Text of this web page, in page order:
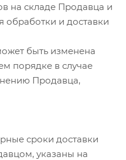
на складе Продавца и
обработки и доставки
быть изменена
порядке в случае
Продавца,
сроки доставки
указаны на